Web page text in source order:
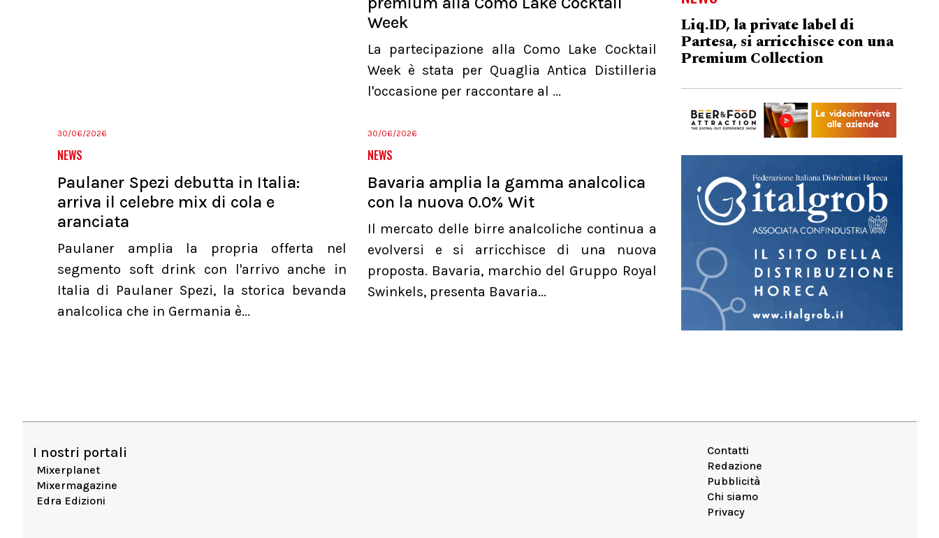
Week
La partecipazione alla Como Lake Cocktail
Week è stata per Quaglia Antica Distilleria
l'occasione per raccontare al ...
30/06/2026
NEWS
Paulaner Spezi debutta in Italia:
arriva il celebre mix di cola e
aranciata
Paulaner amplia la propria offerta nel
segmento soft drink con l'arrivo anche in
Italia di Paulaner Spezi, la storica bevanda
analcolica che in Germania è...
30/06/2026
NEWS
Bavaria amplia la gamma analcolica
con la nuova 0.0% Wit
Il mercato delle birre analcoliche continua a
evolversi e si arricchisce di una nuova
proposta. Bavaria, marchio del Gruppo Royal
Swinkels, presenta Bavaria...
Liq.ID, la private label di
Partesa, si arricchisce con una
Premium Collection
I nostri portali
Mixerplanet
Mixermagazine
Edra Edizioni
Contatti
Redazione
Pubblicità
Chi siamo
Privacy